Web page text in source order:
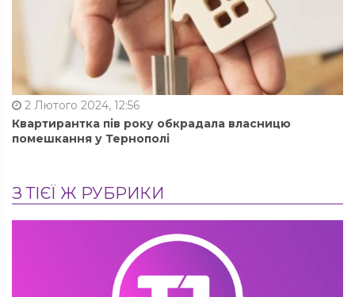
2 Лютого 2024, 12:56
Квартирантка пів року обкрадала власницю
помешкання у Тернополі
З ТІЄЇ Ж РУБРИКИ